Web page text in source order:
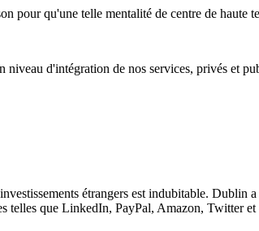
pour qu'une telle mentalité de centre de haute
niveau d'intégration de nos services, privés et
étrangers est indubitable.
telles que LinkedIn, PayPal, Amazon, Twitter